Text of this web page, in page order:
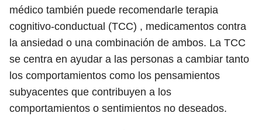
médico también puede recomendarle terapia
cognitivo-conductual (TCC) , medicamentos contra
la ansiedad o una combinación de ambos. La TCC
se centra en ayudar a las personas a cambiar tanto
los comportamientos como los pensamientos
subyacentes que contribuyen a los
comportamientos o sentimientos no deseados.